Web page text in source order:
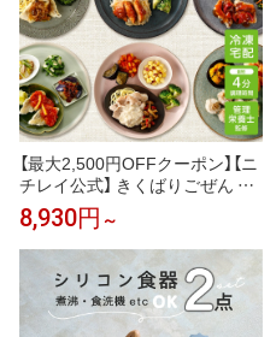
【最大2,500円OFFクーポン】【ニ
チレイ公式】 きくばりごぜん 和
洋中 10食・12食・20食セット
冷凍弁当 おかず セット 冷凍 弁
当 冷凍食品 お弁当 お取り寄せ
一人暮らし お惣菜 冷凍惣菜 宅
配弁当 和食 洋食 中華 ニチレイ
フーズ 自宅療養 おいしい 美味
8,930円 ～